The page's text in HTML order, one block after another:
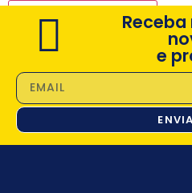
Receba
e